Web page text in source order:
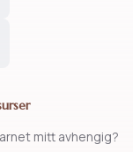
mitt avhengig?